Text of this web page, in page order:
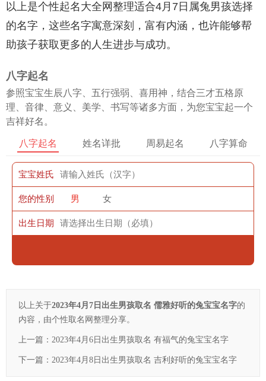
以上是个性起名大全网整理适合4月7日属兔男孩选择
的名字，这些名字寓意深刻，富有内涵，也许能够帮
助孩子获取更多的人生进步与成功。
八字起名
参照宝宝生辰八字、五行强弱、喜用神，结合三才五格原
理、音律、意义、美学、书写等诸多方面，为您宝宝起一个
吉祥好名。
八字起名 姓名详批 周易起名 八字算命
宝宝姓氏
您的性别 男 女
出生日期
以上关于2023年4月7日出生男孩取名 儒雅好听的兔宝宝名字的
内容，由个性取名网整理分享。
上一篇： 2023年4月6日出生男孩取名 有福气的兔宝宝名字
下一篇： 2023年4月8日出生男孩取名 吉利好听的兔宝宝名字